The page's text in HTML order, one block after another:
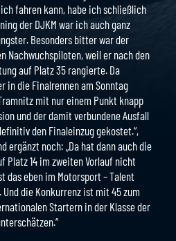
fahren kann, habe ich schließlich
der DJKM war ich auch ganz
Besonders bitter war der
Nachwuchspiloten, weil er nach den
auf Platz 35 rangierte. Da
in die Finalrennen am Sonntag
mit nur einem Punkt knapp
und der damit verbundene Ausfall
den Finaleinzug gekostet.“,
ergänzt noch: „Da hat dann auch die
Platz 14 im zweiten Vorlauf nicht
das eben im Motorsport – Talent
die Konkurrenz ist mit 45 zum
Startern in der Klasse der